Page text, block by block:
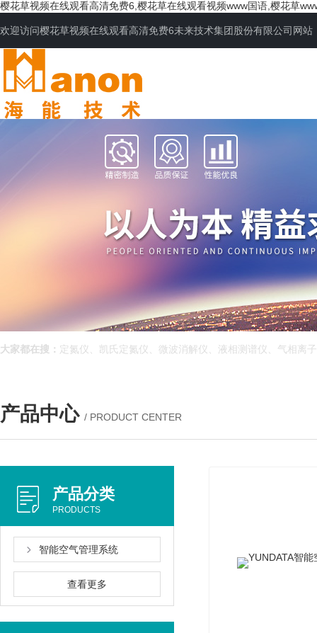
樱花草视频在线观看高清免费6,樱花草在线观看视频www国语,樱花草
欢迎访问樱花草视频在线观看高清免费6未来技术集团股份有限公司网站
网站首页
大家都在搜： 定氮仪、凯氏定氮仪、微波消解仪、液相测谱仪、气相离
产品中心 / PRODUCT CENTER
产品分类
PRODUCTS
智能空气管理系统
查看更多